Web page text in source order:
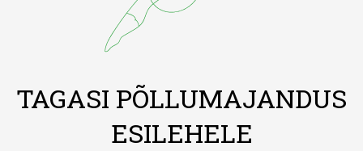
TAGASI PÕLLUMAJANDUS
ESILEHELE